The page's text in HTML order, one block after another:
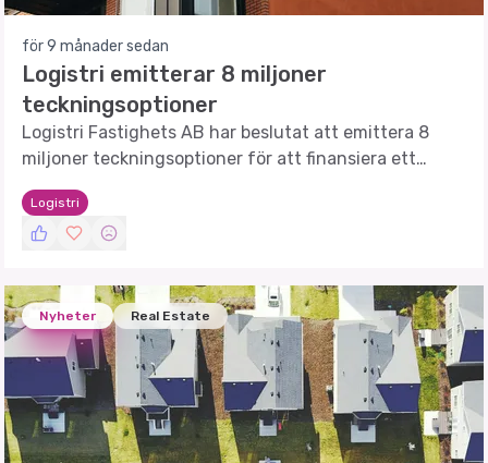
för 9 månader sedan
Logistri emitterar 8 miljoner
teckningsoptioner
Logistri Fastighets AB har beslutat att emittera 8
miljoner teckningsoptioner för att finansiera ett
strategiskt förvärv.
Logistri
Nyheter Real Estate